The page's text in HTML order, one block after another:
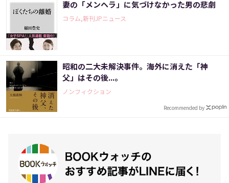
妻の「メンヘラ」に気づけなかった男の悲劇
コラム,新刊JPニュース
昭和の二大未解決事件。海外に消えた「神
父」はその後...。
ノンフィクション
Recommended by